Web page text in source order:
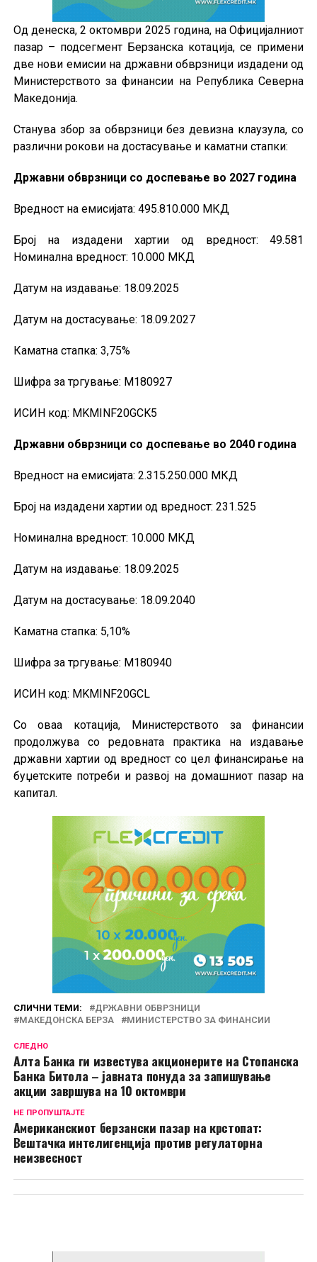
Од денеска, 2 октомври 2025 година, на Официјалниот
пазар – подсегмент Берзанска котација, се примени
две нови емисии на државни обврзници издадени од
Министерството за финансии на Република Северна
Македонија.
Станува збор за обврзници без девизна клаузула, со
различни рокови на достасување и каматни стапки:
Државни обврзници со доспевање во 2027 година
Вредност на емисијата: 495.810.000 МКД
Број на издадени хартии од вредност: 49.581
Номинална вредност: 10.000 МКД
Датум на издавање: 18.09.2025
Датум на достасување: 18.09.2027
Каматна стапка: 3,75%
Шифра за тргување: М180927
ИСИН код: MKMINF20GCK5
Државни обврзници со доспевање во 2040 година
Вредност на емисијата: 2.315.250.000 МКД
Број на издадени хартии од вредност: 231.525
Номинална вредност: 10.000 МКД
Датум на издавање: 18.09.2025
Датум на достасување: 18.09.2040
Каматна стапка: 5,10%
Шифра за тргување: М180940
ИСИН код: MKMINF20GCL
Со оваа котација, Министерството за финансии
продолжува со редовната практика на издавање
државни хартии од вредност со цел финансирање на
буџетските потреби и развој на домашниот пазар на
капитал.
СЛИЧНИ ТЕМИ:
ДРЖАВНИ ОБВРЗНИЦИ
МАКЕДОНСКА БЕРЗА
МИНИСТЕРСТВО ЗА ФИНАНСИИ
СЛЕДНО
Алта Банка ги известува акционеритe на Стопанска
Банка Битола – јавната понуда за запишување
акции завршува на 10 октомври
НЕ ПРОПУШТАЈТЕ
Американскиот берзански пазар на крстопат:
Вештачка интелигенција против регулаторна
неизвесност